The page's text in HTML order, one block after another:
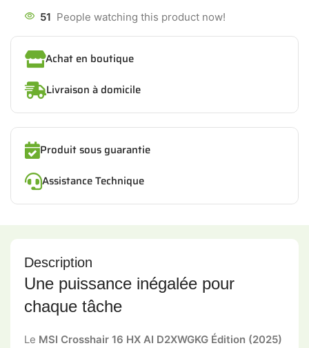
51 People watching this product now!
Achat en boutique
Livraison à domicile
Produit sous guarantie
Assistance Technique
Description
Une puissance inégalée pour
chaque tâche
Le MSI Crosshair 16 HX AI D2XWGKG Édition (2025)